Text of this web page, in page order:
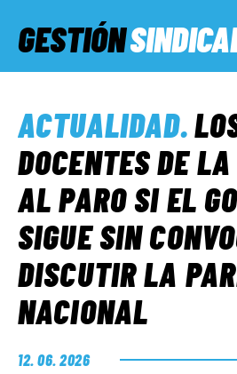
GESTIÓN
SERVICIOS SOCIALES
INFORMES ESPECIALES
FUERA DE MEGÁFONO
ACTUALIDAD.
DOCENTES DE
AL PARO SI EL
SIGUE SIN
DISCUTIR LA
NACIONAL
12. 06. 2026